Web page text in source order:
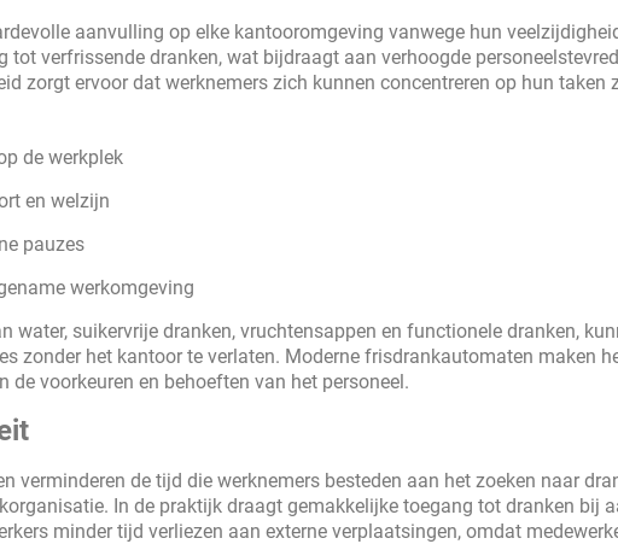
aanvulling op elke kantooromgeving vanwege hun
tot verfrissende dranken, wat bijdraagt aan verhoogde
zorgt ervoor dat werknemers zich kunnen concentreren op hun taken
de werkplek
en welzijn
pauzes
werkomgeving
water, suikervrije dranken, vruchtensappen en functionele dranken,
zonder het kantoor te verlaten. Moderne frisdrankautomaten maken
de voorkeuren en behoeften van het personeel.
verminderen de tijd die werknemers besteden aan het zoeken naar
In de praktijk draagt gemakkelijke toegang tot dranken bij
minder tijd verliezen aan externe verplaatsingen, omdat